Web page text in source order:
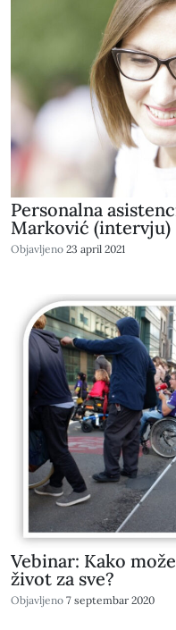
Personalna
Marković (intervju)
Objavljeno 23 april 2021
Vebinar: Kako
život za sve?
Objavljeno 7 septembar 2020